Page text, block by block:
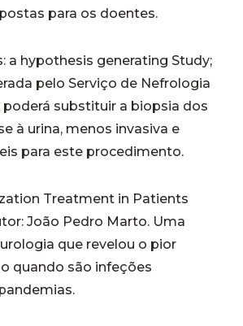
para os doentes.
a hypothesis generating Study;
pelo Serviço de Nefrologia
substituir a biopsia dos
à urina, menos invasiva e
para este procedimento.
Treatment in Patients
João Pedro Marto. Uma
que revelou o pior
quando são infeções